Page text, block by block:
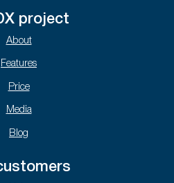
project
About
Features
Price
Media
Blog